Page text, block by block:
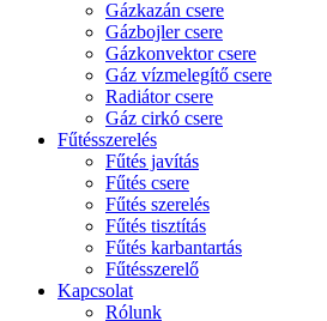
Gázkazán csere
Gázbojler csere
Gázkonvektor csere
Gáz vízmelegítő csere
Radiátor csere
Gáz cirkó csere
Fűtésszerelés
Fűtés javítás
Fűtés csere
Fűtés szerelés
Fűtés tisztítás
Fűtés karbantartás
Fűtésszerelő
Kapcsolat
Rólunk